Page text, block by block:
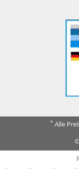
* Alle